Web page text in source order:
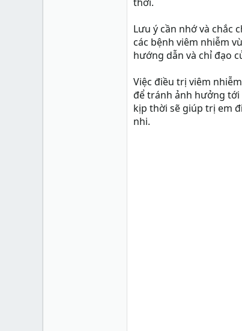
Lưu ý cần nhớ và chắc
các bệnh viêm nhiễm
hướng dẫn và chỉ đạo
Việc điều trị viêm
để tránh ảnh hưởng tới
kịp thời sẽ giúp trị em
nhi.